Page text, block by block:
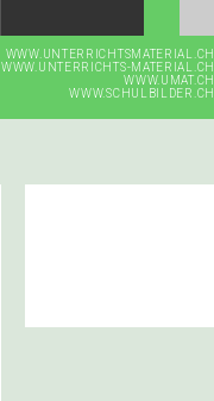
WWW.UNTERRICHTSMATERIAL.CH
WWW.UNTERRICHTS-MATERIAL.CH
WWW.UMAT.CH
WWW.SCHULBILDER.CH